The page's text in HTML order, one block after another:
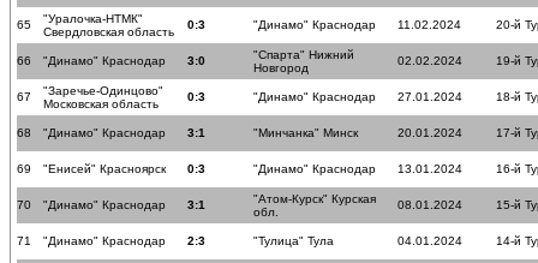
65
"Уралочка-НТМК"
Свердловская область
0:3 "Динамо" Краснодар 11.02.2024 20-й
66 "Динамо" Краснодар 3:0
"Спарта" Нижний
Новгород
02.02.2024 19-й
67
"Заречье-Одинцово"
Московская область
0:3 "Динамо" Краснодар 27.01.2024 18-й
68 "Динамо" Краснодар 3:1 "Минчанка" Минск 20.01.2024 17-й
69 "Енисей" Красноярск 0:3 "Динамо" Краснодар 13.01.2024 16-й
70 "Динамо" Краснодар 3:1
"Атом-Курск" Курская
обл.
08.01.2024 15-й
71 "Динамо" Краснодар 2:3 "Тулица" Тула 04.01.2024 14-й